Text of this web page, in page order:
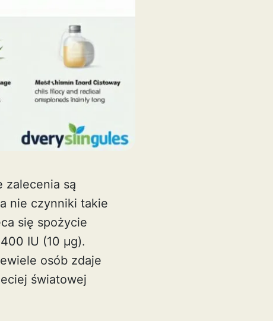
zalecenia są
nie czynniki takie
się spożycie
IU (10 µg).
osób zdaje
światowej